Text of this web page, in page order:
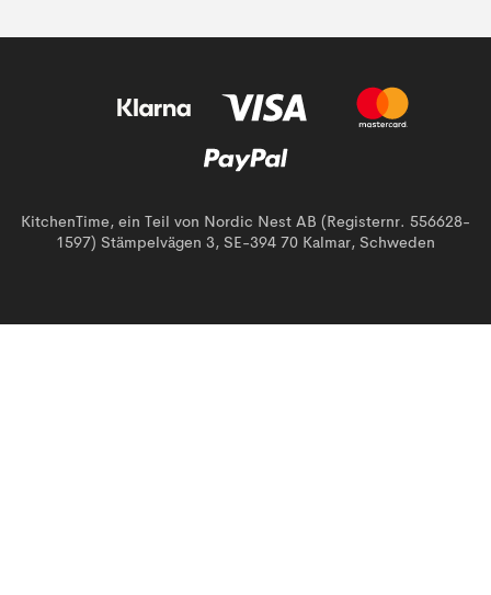
KitchenTime, ein Teil von Nordic Nest AB (Registernr. 556628-
1597) Stämpelvägen 3, SE-394 70 Kalmar, Schweden